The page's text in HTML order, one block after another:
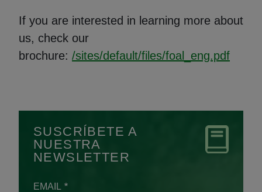
If you are interested in learning more about
us, check our
brochure: /sites/default/files/foal_eng.pdf(Abre
SUSCRÍBETE A
NUESTRA
NEWSLETTER
EMAIL